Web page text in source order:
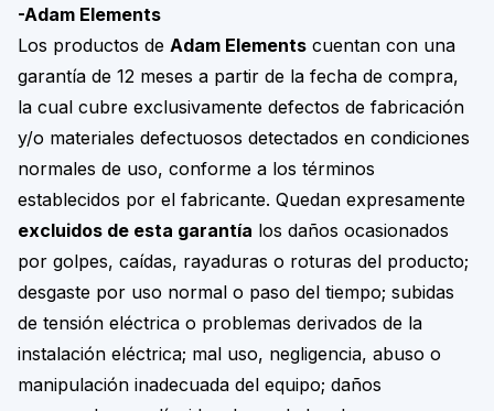
-Adam Elements
Los productos de Adam Elements cuentan con una
garantía de 12 meses a partir de la fecha de compra,
la cual cubre exclusivamente defectos de fabricación
y/o materiales defectuosos detectados en condiciones
normales de uso, conforme a los términos
establecidos por el fabricante. Quedan expresamente
excluidos de esta garantía los daños ocasionados
por golpes, caídas, rayaduras o roturas del producto;
desgaste por uso normal o paso del tiempo; subidas
de tensión eléctrica o problemas derivados de la
instalación eléctrica; mal uso, negligencia, abuso o
manipulación inadecuada del equipo; daños